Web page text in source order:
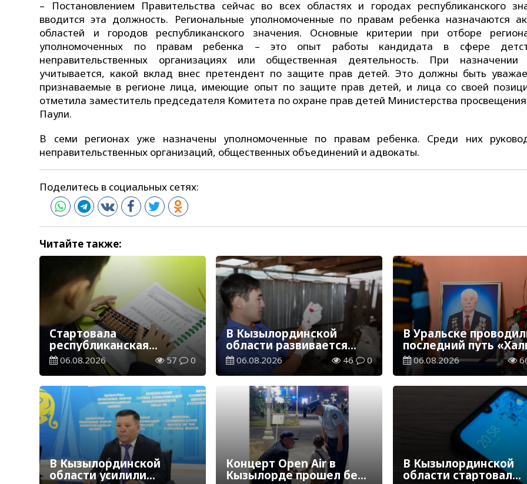
– Постановлением Правительства сейчас во всех областях и городах республиканского
вводится эта должность. Региональные уполномоченные по правам ребенка назначаются
областей и городов республиканского значения. Основные критерии при отборе
уполномоченных по правам ребенка – это опыт работы кандидата в сфере
неправительственных организациях или общественная деятельность. При назначении
учитывается, какой вклад внес претендент по защите прав детей. Это должны быть
признаваемые в регионе лица, имеющие опыт по защите прав детей, и лица со своей
отметила заместитель председателя Комитета по охране прав детей Министерства
Паули.
В семи регионах уже назначены уполномоченные по правам ребенка. Среди них
неправительственных организаций, общественных объединений и адвокаты.
Поделитесь в социальных сетях:
Читайте также:
Стартовала
республиканская
благотворительная
акция «Дорога в школу»
06.08.2026 57 0
В Кызылординской
области развивается
ветеринарная отрасль
06.08.2026 46 0
В Уральске
последний путь
Қаһарманы» Ивана
Степановича Гапича
06.08.2026
В Кызылординской
области усилили
Концерт Open Air в
Кызылорде прошел без
В Кызылординской
области стартовал